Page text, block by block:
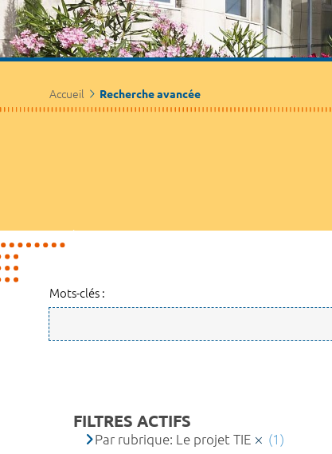
Accueil Recherche avancée
Mots-clés :
FILTRES ACTIFS
Par rubrique: Le projet TIE (1)